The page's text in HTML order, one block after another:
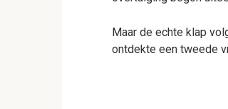
Maar de echte klap
ontdekte een tweede